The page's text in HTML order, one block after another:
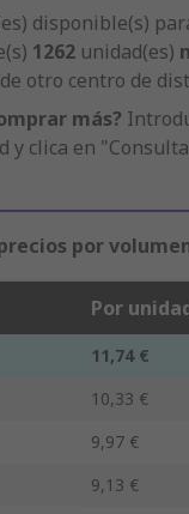
disponible(s)
1262 unidad(es)
otro centro de
más?
y clica en
por
Por
11,74 €
10,33 €
9,97 €
9,13 €